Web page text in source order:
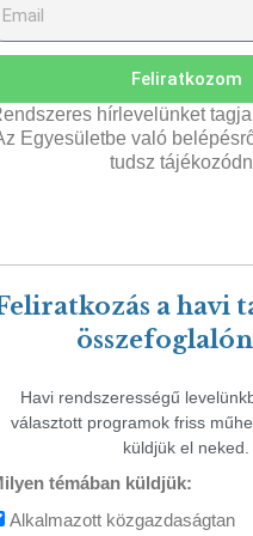
Feliratkozom
hírlevelünket
Egyesületbe való
tudsz
a havi
Havi rendszerességű
választott programok friss
küldjük el neked.
témában küldjük:
Alkalmazott közgazdaságtan